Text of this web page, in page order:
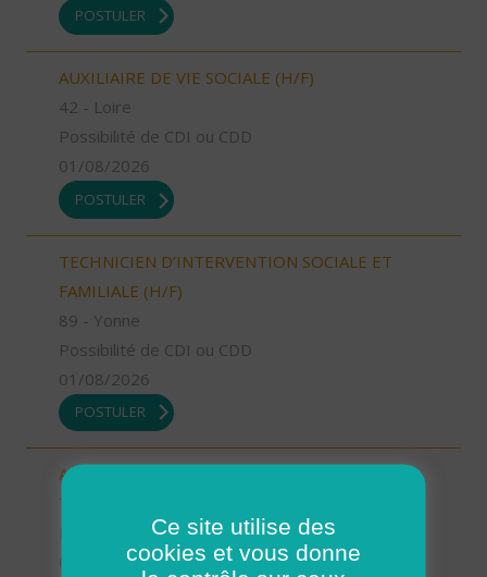
POSTULER
AUXILIAIRE DE VIE SOCIALE (H/F)
42 - Loire
Possibilité de CDI ou CDD
01/08/2026
POSTULER
TECHNICIEN D’INTERVENTION SOCIALE ET
FAMILIALE (H/F)
89 - Yonne
Possibilité de CDI ou CDD
01/08/2026
POSTULER
AIDE SOIGNANT (H/F)
Possibilité de CDI ou CDD
01/08/2026
Ce site utilise des
cookies et vous donne